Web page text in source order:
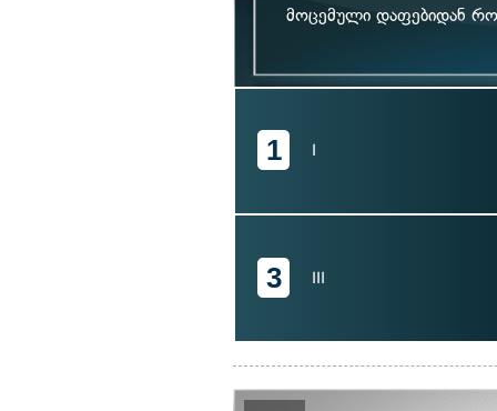
მოცემული დაფებიდან
1 I
3 III